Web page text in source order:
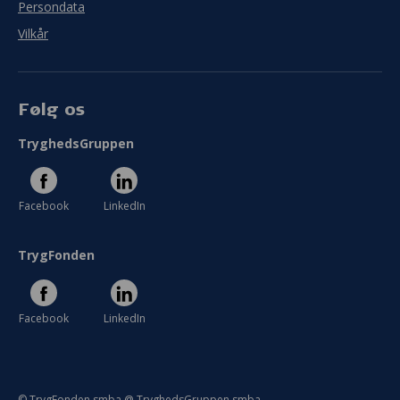
Persondata
Vilkår
Følg os
TryghedsGruppen
Facebook LinkedIn
TrygFonden
Facebook LinkedIn